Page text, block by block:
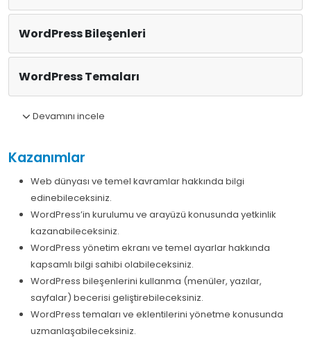
WordPress Bileşenleri
WordPress Temaları
Devamını incele
Kazanımlar
Web dünyası ve temel kavramlar hakkında bilgi
edinebileceksiniz.
WordPress’in kurulumu ve arayüzü konusunda yetkinlik
kazanabileceksiniz.
WordPress yönetim ekranı ve temel ayarlar hakkında
kapsamlı bilgi sahibi olabileceksiniz.
WordPress bileşenlerini kullanma (menüler, yazılar,
sayfalar) becerisi geliştirebileceksiniz.
WordPress temaları ve eklentilerini yönetme konusunda
uzmanlaşabileceksiniz.